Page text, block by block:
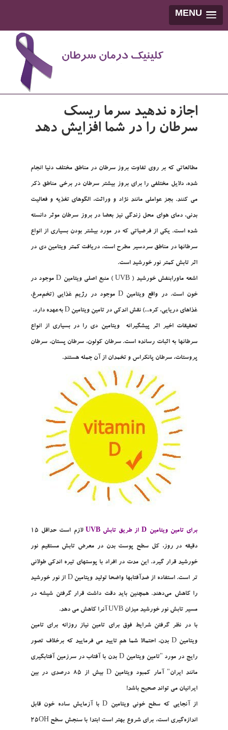
MENU
اجازه ندهيد سرما ريسک
سرطان را در شما افزايش دهد
مطالعاتي که بر روي تفاوت بروز سرطان در مناطق مختلف دنيا انجام
شده، دلايل مختلفي را براي بروز بيشتر سرطان در برخي مناطق ذکر
مي کنند. بجز عواملي مانند نژاد و وراثت، الگوهاي تغذيه و فعاليت
بدني، دماي هواي محل زندگي نيز بعضا در بروز سرطان موثر دانسته
شده است. يکي از فرضياتي که در مورد بيشتر بودن بسياري از انواع
سرطانها در مناطق سردسير مطرح است، دريافت کمتر ويتامين دي در
اثر تابش کمتر نور خورشيد است.
اشعه ماورابنفش خورشيد ( UVB ) منبع اصلي ويتامين D موجود در
خون است. در واقع ويتامين D موجود در رژيم غذايي (تخم‌مرغ،
غذاهاي دريايي، کره...) نقش اندکي در تامين ويتامين D به‌عهده دارد.
تحقيقات اخير اثر پيشگيرانه ويتامين دي را در بسياري از انواع
سرطانها به اثبات رسانده است. سرطان کولون، سرطان پستان، سرطان
پروستات، سرطان پانکراس و تخمدان از آن جمله هستند.
براي تامين ويتامين D از طريق تابش UVB لازم است حداقل 15
دقيقه در روز، کل سطح پوست بدن در معرض تابش مستقيم نور
خورشيد قرار گيرد. اين مدت در افراد با پوستهاي تيره اندکي طولاني
تر است. استفاده از ضدآفتابها واضحا توليد ويتامين D از نور خورشيد
را کاهش مي‌دهند. همچنين بايد دقت داشت قرار گرفتن شيشه در
مسير تابش نور خورشيد ميزان UVB آنرا کاهش مي دهد.
با در نظر گرفتن شرايط فوق براي تامين نياز روزانه براي تامين
ويتامين D بدن، احتمالا شما هم تاييد مي فرماييد که برخلاف تصور
رايج در مورد "تامين ويتامين D بدن با آفتاب در سرزمين آفتابگيري
مانند ايران" آمار کمبود ويتامين D بيش از 85 درصدي در بين
ايرانيان مي تواند صحيح باشد!
از آنجايي که سطح خوني ويتامين D با آزمايش ساده خون قابل
اندازه‌گيري است، براي شروع بهتر است ابتدا با سنجش سطح 25OH